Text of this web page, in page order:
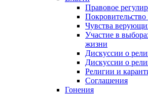
Правовое
Покровительство
Чувства
Участие в
жизни
Дискуссии о
Дискуссии о
Религии и
Соглашения
Гонения